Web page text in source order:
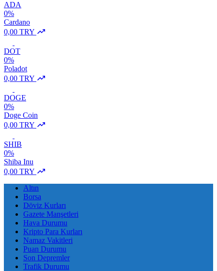
ADA
0%
Cardano
0,00 TRY
DOT
0%
Poladot
0,00 TRY
DOGE
0%
Doge Coin
0,00 TRY
SHIB
0%
Shiba Inu
0,00 TRY
Altın
Borsa
Döviz Kurları
Gazete Manşetleri
Hava Durumu
Kripto Para Kurları
Namaz Vakitleri
Puan Durumu
Son Depremler
Trafik Durumu